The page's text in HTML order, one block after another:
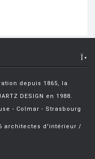
depuis 1865, la
DESIGN en 1988.
- Colmar - Strasbourg
architectes d'intérieur /